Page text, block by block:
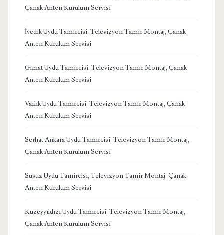
Çanak Anten Kurulum Servisi
İvedik Uydu Tamircisi, Televizyon Tamir Montaj, Çanak
Anten Kurulum Servisi
Gimat Uydu Tamircisi, Televizyon Tamir Montaj, Çanak
Anten Kurulum Servisi
Varlık Uydu Tamircisi, Televizyon Tamir Montaj, Çanak
Anten Kurulum Servisi
Serhat Ankara Uydu Tamircisi, Televizyon Tamir Montaj,
Çanak Anten Kurulum Servisi
Susuz Uydu Tamircisi, Televizyon Tamir Montaj, Çanak
Anten Kurulum Servisi
Kuzeyyıldızı Uydu Tamircisi, Televizyon Tamir Montaj,
Çanak Anten Kurulum Servisi